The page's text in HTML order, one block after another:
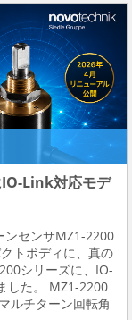
IO-Link対応モデ
ンセンサMZ1-2200
トボディに、真の
シリーズに、IO-
した。 MZ1-2200
ルチターン回転角